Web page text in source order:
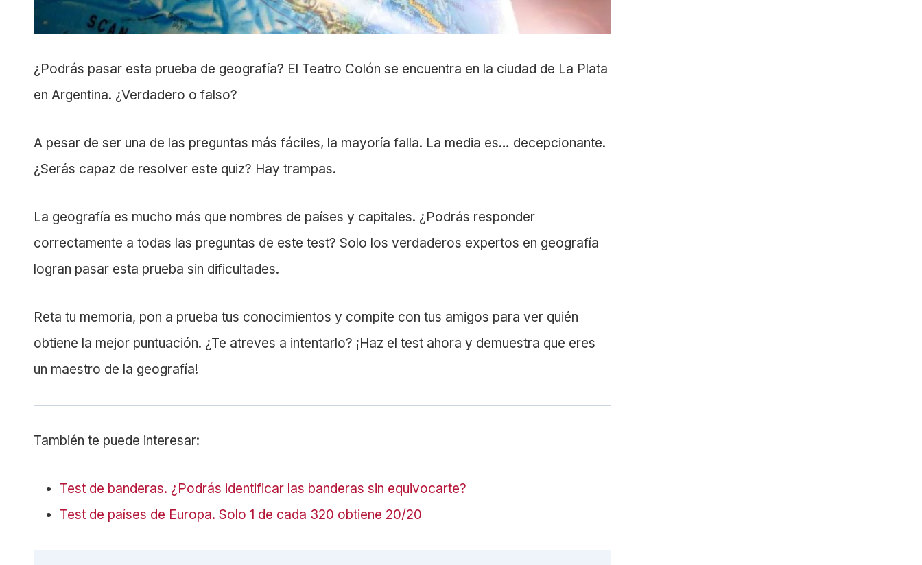
¿Podrás pasar esta prueba de geografía? El Teatro Colón se encuentra en la ciudad de La Plata
en Argentina. ¿Verdadero o falso?
A pesar de ser una de las preguntas más fáciles, la mayoría falla. La media es… decepcionante.
¿Serás capaz de resolver este quiz? Hay trampas.
La geografía es mucho más que nombres de países y capitales. ¿Podrás responder
correctamente a todas las preguntas de este test? Solo los verdaderos expertos en geografía
logran pasar esta prueba sin dificultades.
Reta tu memoria, pon a prueba tus conocimientos y compite con tus amigos para ver quién
obtiene la mejor puntuación. ¿Te atreves a intentarlo? ¡Haz el test ahora y demuestra que eres
un maestro de la geografía!
También te puede interesar:
Test de banderas. ¿Podrás identificar las banderas sin equivocarte?
Test de países de Europa. Solo 1 de cada 320 obtiene 20/20